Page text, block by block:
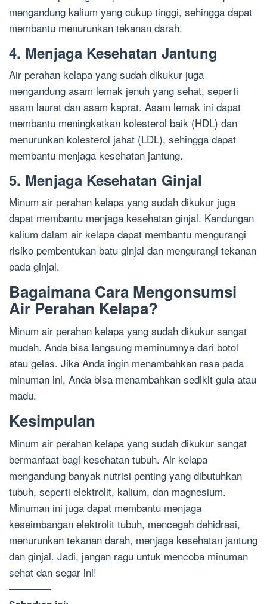
mengandung kalium yang cukup tinggi, sehingga dapat
membantu menurunkan tekanan darah.
4. Menjaga Kesehatan Jantung
Air perahan kelapa yang sudah dikukur juga
mengandung asam lemak jenuh yang sehat, seperti
asam laurat dan asam kaprat. Asam lemak ini dapat
membantu meningkatkan kolesterol baik (HDL) dan
menurunkan kolesterol jahat (LDL), sehingga dapat
membantu menjaga kesehatan jantung.
5. Menjaga Kesehatan Ginjal
Minum air perahan kelapa yang sudah dikukur juga
dapat membantu menjaga kesehatan ginjal. Kandungan
kalium dalam air kelapa dapat membantu mengurangi
risiko pembentukan batu ginjal dan mengurangi tekanan
pada ginjal.
Bagaimana Cara Mengonsumsi
Air Perahan Kelapa?
Minum air perahan kelapa yang sudah dikukur sangat
mudah. Anda bisa langsung meminumnya dari botol
atau gelas. Jika Anda ingin menambahkan rasa pada
minuman ini, Anda bisa menambahkan sedikit gula atau
madu.
Kesimpulan
Minum air perahan kelapa yang sudah dikukur sangat
bermanfaat bagi kesehatan tubuh. Air kelapa
mengandung banyak nutrisi penting yang dibutuhkan
tubuh, seperti elektrolit, kalium, dan magnesium.
Minuman ini juga dapat membantu menjaga
keseimbangan elektrolit tubuh, mencegah dehidrasi,
menurunkan tekanan darah, menjaga kesehatan jantung
dan ginjal. Jadi, jangan ragu untuk mencoba minuman
sehat dan segar ini!